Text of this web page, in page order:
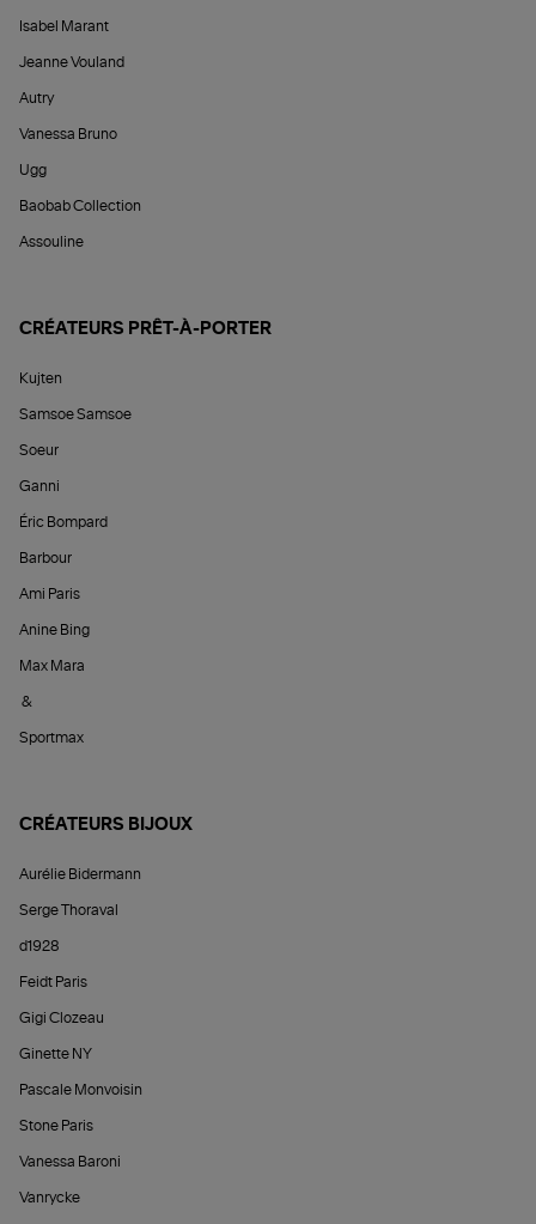
Isabel Marant
Jeanne Vouland
Autry
Vanessa Bruno
Ugg
Baobab Collection
Assouline
CRÉATEURS PRÊT-À-PORTER
Kujten
Samsoe Samsoe
Soeur
Ganni
Éric Bompard
Barbour
Ami Paris
Anine Bing
Max Mara
&
Sportmax
CRÉATEURS BIJOUX
Aurélie Bidermann
Serge Thoraval
d1928
Feidt Paris
Gigi Clozeau
Ginette NY
Pascale Monvoisin
Stone Paris
Vanessa Baroni
Vanrycke